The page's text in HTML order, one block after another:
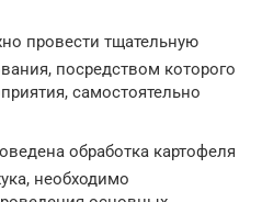
провести тщательную
посредством которого
самостоятельно
обработка картофеля
необходимо